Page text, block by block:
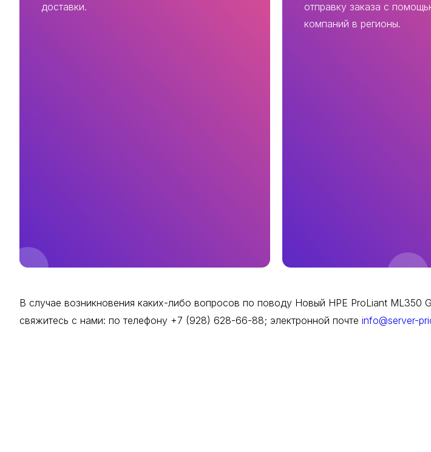
доставки.
отправку заказа с
компаний в регионы.
В случае возникновения каких-либо вопросов по поводу Новый HPE ProLiant
свяжитесь с нами: по телефону +7 (928) 628-66-88; электронной почте info@server-